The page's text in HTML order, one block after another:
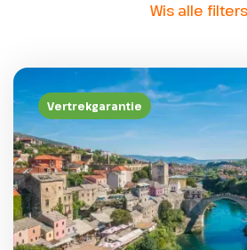
Wis alle filters
Vertrekgarantie